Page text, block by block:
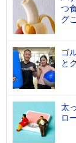
つ
グ
ゴ
と
太
ロ